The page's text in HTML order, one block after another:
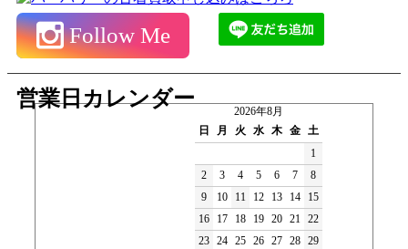
Follow Me
営業日カレンダー
2026年8月
日
月 火 水 木 金 土
1
2
3 4 5 6 7
8
9
10 11 12 13 14
15
16
17 18 19 20 21 22
23 24 25 26 27 28 29